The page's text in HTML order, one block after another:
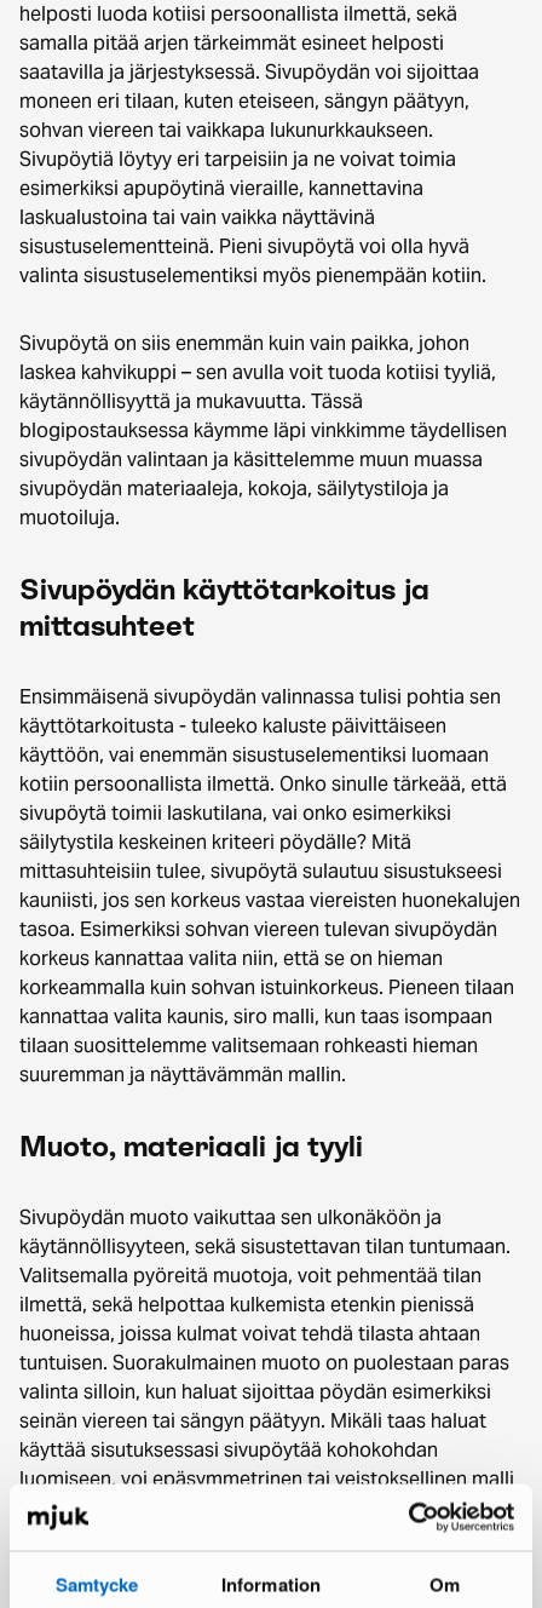
Samtycke Information Om
helposti luoda kotiisi persoonallista ilmettä, sekä
samalla pitää arjen tärkeimmät esineet helposti
saatavilla ja järjestyksessä. Sivupöydän voi sijoittaa
moneen eri tilaan, kuten eteiseen, sängyn päätyyn,
sohvan viereen tai vaikkapa lukunurkkaukseen.
Sivupöytiä löytyy eri tarpeisiin ja ne voivat toimia
esimerkiksi apupöytinä vieraille, kannettavina
laskualustoina tai vain vaikka näyttävinä
sisustuselementteinä. Pieni sivupöytä voi olla hyvä
valinta sisustuselementiksi myös pienempään kotiin.
Sivupöytä on siis enemmän kuin vain paikka, johon
laskea kahvikuppi – sen avulla voit tuoda kotiisi tyyliä,
käytännöllisyyttä ja mukavuutta. Tässä
blogipostauksessa käymme läpi vinkkimme täydellisen
sivupöydän valintaan ja käsittelemme muun muassa
sivupöydän materiaaleja, kokoja, säilytystiloja ja
muotoiluja.
Sivupöydän käyttötarkoitus ja
mittasuhteet
Ensimmäisenä sivupöydän valinnassa tulisi pohtia sen
käyttötarkoitusta - tuleeko kaluste päivittäiseen
käyttöön, vai enemmän sisustuselementiksi luomaan
kotiin persoonallista ilmettä. Onko sinulle tärkeää, että
sivupöytä toimii laskutilana, vai onko esimerkiksi
säilytystila keskeinen kriteeri pöydälle? Mitä
mittasuhteisiin tulee, sivupöytä sulautuu sisustukseesi
kauniisti, jos sen korkeus vastaa viereisten huonekalujen
tasoa. Esimerkiksi sohvan viereen tulevan sivupöydän
korkeus kannattaa valita niin, että se on hieman
korkeammalla kuin sohvan istuinkorkeus. Pieneen tilaan
kannattaa valita kaunis, siro malli, kun taas isompaan
tilaan suosittelemme valitsemaan rohkeasti hieman
suuremman ja näyttävämmän mallin.
Muoto, materiaali ja tyyli
Sivupöydän muoto vaikuttaa sen ulkonäköön ja
käytännöllisyyteen, sekä sisustettavan tilan tuntumaan.
Valitsemalla pyöreitä muotoja, voit pehmentää tilan
ilmettä, sekä helpottaa kulkemista etenkin pienissä
huoneissa, joissa kulmat voivat tehdä tilasta ahtaan
tuntuisen. Suorakulmainen muoto on puolestaan paras
valinta silloin, kun haluat sijoittaa pöydän esimerkiksi
seinän viereen tai sängyn päätyyn. Mikäli taas haluat
käyttää sisutuksessasi sivupöytää kohokohdan
luomiseen, voi epäsymmetrinen tai veistoksellinen malli
olla paras valinta.
Sivupöydän materiaalivalinta vaikuttaa sekä